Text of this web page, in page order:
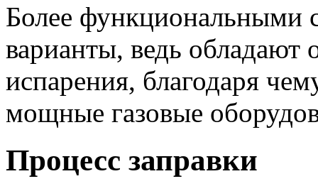
Более функциональными
варианты, ведь
испарения, благодаря
мощные газовые
Процесс заправки